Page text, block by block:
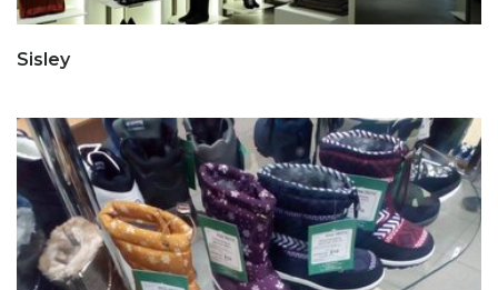
Sisley